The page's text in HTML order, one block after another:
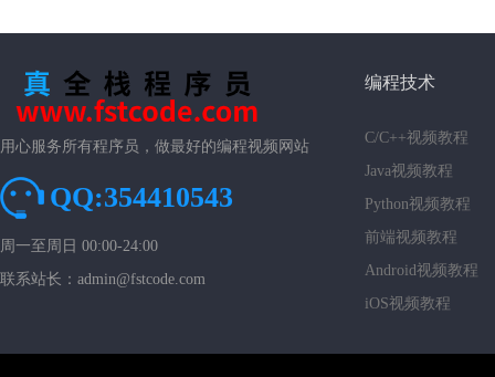
用心服务所有程序员，做最好的编程视频网站
QQ:354410543
周一至周日 00:00-24:00
联系站长：admin@fstcode.com
编程技术
C/C++视频教程
Java视频教程
Python视频教程
前端视频教程
Android视频教程
iOS视频教程